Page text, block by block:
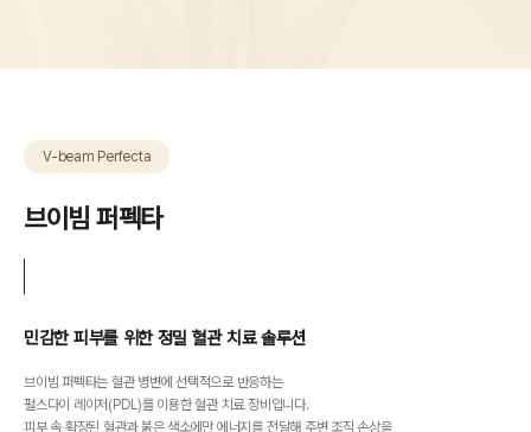
V-beam Perfecta
브이빔 퍼펙타
민감한 피부를 위한 정밀 혈관 치료 솔루션
브이빔 퍼펙타는 혈관 병변에 선택적으로 반응하는
펄스다이 레이저(PDL)를이용한 혈관 치료 장비입니다.
피부 속 확장된 혈관과 붉은 색소에만 에너지를 전달해 주변 조직 손상을